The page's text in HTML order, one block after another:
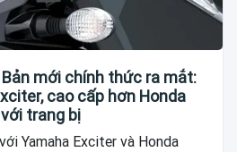
Bản mới chính thức ra mắt:
cao cấp hơn Honda
trang bị
Yamaha Exciter và Honda